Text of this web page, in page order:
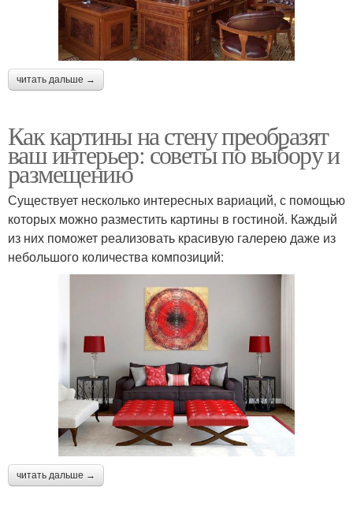
читать дальше →
Как картины на стену преобразят
ваш интерьер: советы по выбору и
размещению
Существует несколько интересных вариаций, с помощью
которых можно разместить картины в гостиной. Каждый
из них поможет реализовать красивую галерею даже из
небольшого количества композиций:
читать дальше →